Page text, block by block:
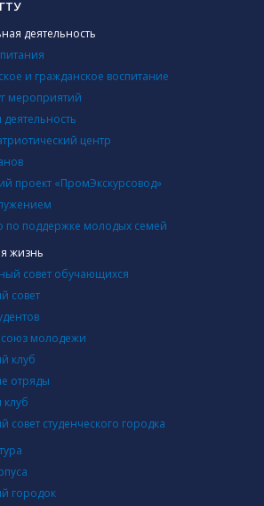
деятельность
и гражданское воспитание
мероприятий
деятельность
центр
проект «ПромЭкскурсовод»
по поддержке молодых семей
жизнь
совет обучающихся
совет
союз молодежи
клуб
отряды
клуб
совет студенческого городка
городок